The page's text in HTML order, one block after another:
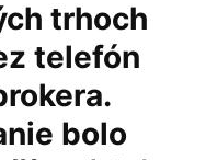
trhoch
telefón
bolo